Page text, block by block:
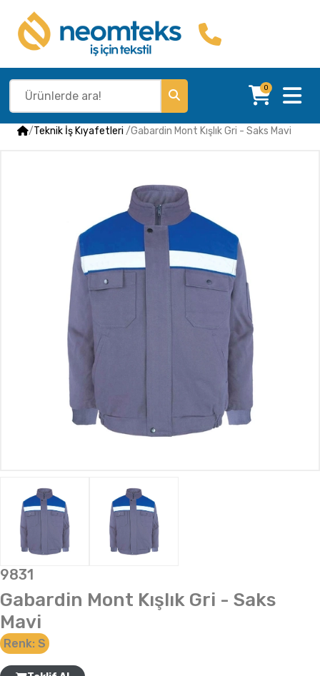
0
/Teknik İş Kıyafetleri /Gabardin Mont Kışlık Gri - Saks Mavi
9831
Gabardin Mont Kışlık Gri - Saks
Mavi
Renk: S